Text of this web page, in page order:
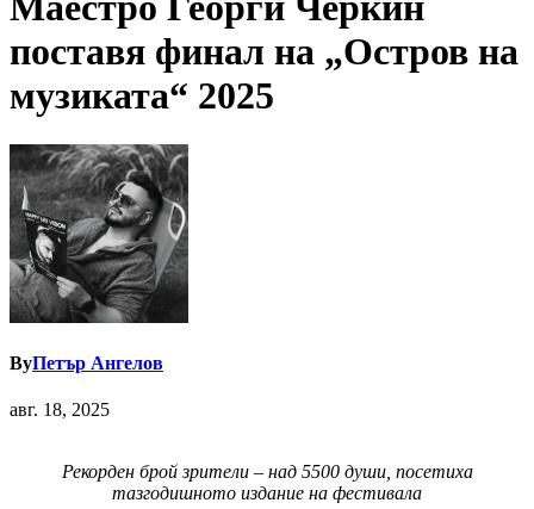
поставя финал на „Остров на
музиката“ 2025
ByПетър Ангелов
авг. 18, 2025
Рекорден брой зрители – над 5500 души, посетиха
тазгодишното издание на фестивала